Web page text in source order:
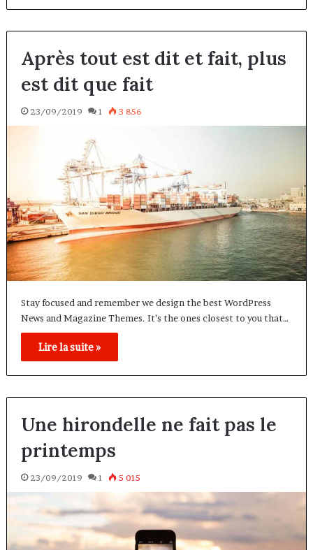
Après tout est dit et fait, plus
est dit que fait
23/09/2019 1 3 856
Stay focused and remember we design the best WordPress
News and Magazine Themes. It’s the ones closest to you that…
Lire la suite »
Une hirondelle ne fait pas le
printemps
23/09/2019 1 5 015